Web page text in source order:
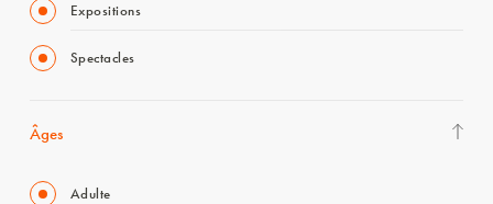
Expositions
Spectacles
Âges
Adulte